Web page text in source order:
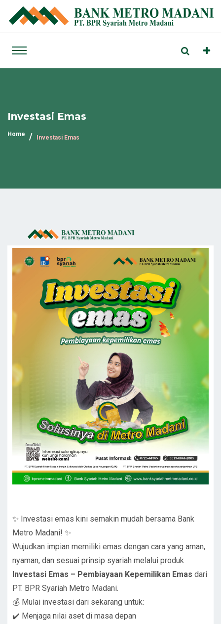
Investasi Emas
Home Investasi Emas
✨ Investasi emas kini semakin mudah bersama Bank
Metro Madani! ✨
Wujudkan impian memiliki emas dengan cara yang aman,
nyaman, dan sesuai prinsip syariah melalui produk
Investasi Emas – Pembiayaan Kepemilikan Emas dari
PT. BPR Syariah Metro Madani.
💰 Mulai investasi dari sekarang untuk:
✔️ Menjaga nilai aset di masa depan